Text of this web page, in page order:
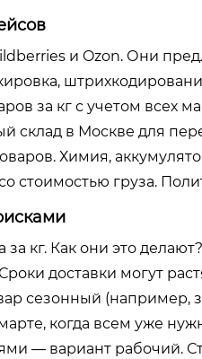
и Ozon. Они
за кг с учетом всех
склад в Москве для
Химия,
стоимостью груза.
кг. Как они это
доставки могут
сезонный
когда всем уже
— вариант рабочий.